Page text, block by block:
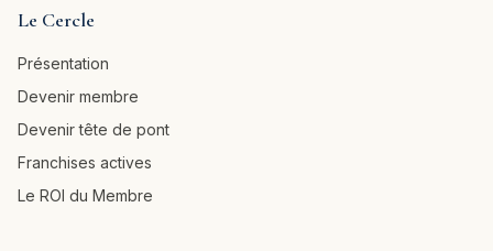
Le Cercle
Présentation
Devenir membre
Devenir tête de pont
Franchises actives
Le ROI du Membre